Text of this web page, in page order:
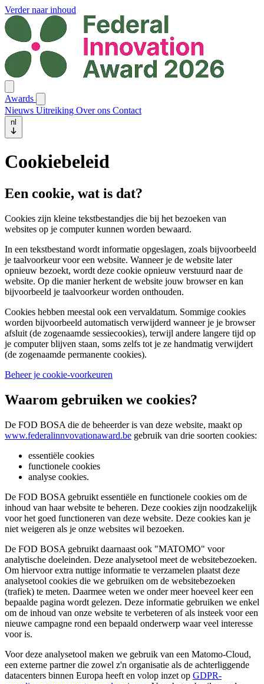
Verder naar inhoud
Awards
Nieuws Uitreiking Over ons Contact
nl
Cookiebeleid
Een cookie, wat is dat?
Cookies zijn kleine tekstbestandjes die bij het bezoeken van
websites op je computer kunnen worden bewaard.
In een tekstbestand wordt informatie opgeslagen, zoals bijvoorbeeld
je taalvoorkeur voor een website. Wanneer je de website later
opnieuw bezoekt, wordt deze cookie opnieuw verstuurd naar de
website. Op die manier herkent de website jouw browser en kan
bijvoorbeeld je taalvoorkeur worden onthouden.
Cookies hebben meestal ook een vervaldatum. Sommige cookies
worden bijvoorbeeld automatisch verwijderd wanneer je je browser
afsluit (de zogenaamde sessiecookies), terwijl andere langere tijd op
je computer blijven staan, soms zelfs tot je ze handmatig verwijdert
(de zogenaamde permanente cookies).
Beheer je cookie-voorkeuren
Waarom gebruiken we cookies?
De FOD BOSA die de beheerder is van deze website, maakt op
www.federalinnvovationaward.be gebruik van drie soorten cookies:
essentiële cookies
functionele cookies
analyse cookies.
De FOD BOSA gebruikt essentiële en functionele cookies om de
inhoud van haar website te beheren. Deze cookies zijn noodzakelijk
voor het goed functioneren van deze website. Deze cookies kan je
niet weigeren als je onze websites wil bezoeken.
De FOD BOSA gebruikt daarnaast ook "MATOMO" voor
analytische doeleinden. Deze analysetool meet de websitebezoeken.
Om hiervoor extra nuttige informatie te verzamelen plaatst deze
analysetool cookies die we gebruiken om de websitebezoeken
(trafiek) te meten. Daarmee weten we onder meer hoeveel keer een
bepaalde pagina wordt gelezen. Deze informatie gebruiken we enkel
om de inhoud van onze website te verbeteren of als insteek voor een
nieuwe campagne rond een bepaald onderwerp waar veel interesse
voor is.
Voor deze analysetool maken we gebruik van een Matomo-Cloud,
een externe partner die zowel z'n organisatie als de achterliggende
datacenters binnen Europa heeft en volop inzet op GDPR-